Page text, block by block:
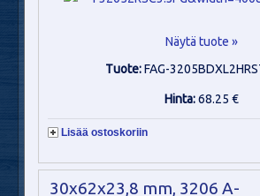
Näytä tuote »
Tuote:FAG-
Hinta:68.25 €
Lisää ostoskoriin
30x62x23,8 mm, 3206 A-